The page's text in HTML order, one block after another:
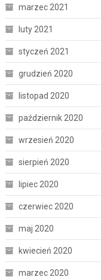
marzec 2021
luty 2021
styczeń 2021
grudzień 2020
listopad 2020
październik 2020
wrzesień 2020
sierpień 2020
lipiec 2020
czerwiec 2020
maj 2020
kwiecień 2020
marzec 2020